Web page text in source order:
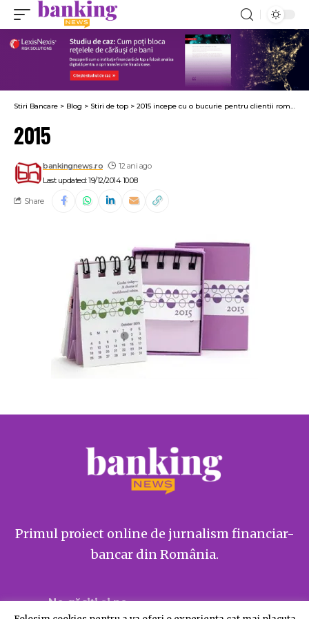
Stiri Bancare > Blog > Stiri de top > 2015 incepe cu o bucurie pentru clientii romani: rate mai mici la creditele in lei
2015
Last updated: 19/12/2014 10:08
bankingnews.ro 12 ani ago
Share
Primul proiect online de jurnalism financiar-
bancar din România.
Ne găsiți și pe